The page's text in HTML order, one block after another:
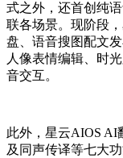
式之外，还首创纯
联各场景。现阶段
盘、语音搜图配文
人像表情编辑、时
音交互。
此外，星云AIOS AI
及同声传译等七大